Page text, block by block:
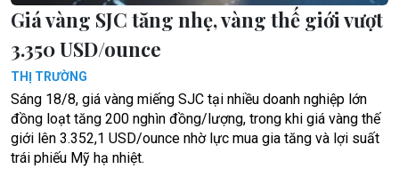
Giá vàng SJC tăng nhẹ, vàng thế giới vượt
3.350 USD/ounce
THỊ TRƯỜNG
Sáng 18/8, giá vàng miếng SJC tại nhiều doanh nghiệp lớn
đồng loạt tăng 200 nghìn đồng/lượng, trong khi giá vàng thế
giới lên 3.352,1 USD/ounce nhờ lực mua gia tăng và lợi suất
trái phiếu Mỹ hạ nhiệt.